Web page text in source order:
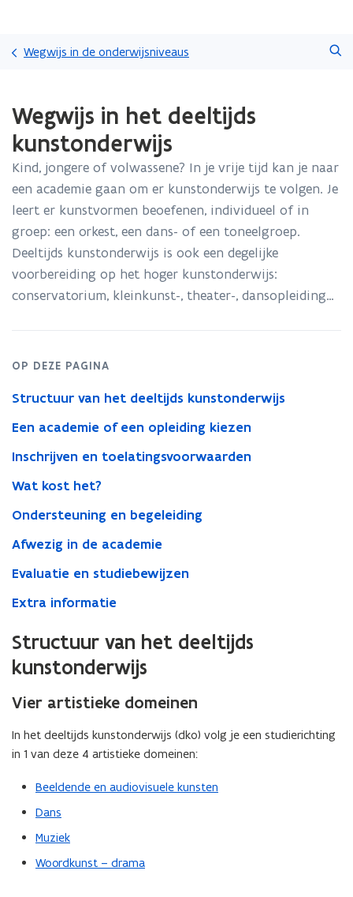
naar
gaan
Wegwijs in de onderwijsniveaus
met
laden.
bevindt
zich
op:
Wegwijs
het
deeltijds
kunstonderwijs
Wegwijs in het deeltijds
kunstonderwijs
Kind, jongere of volwassene? In je vrije tijd kan je naar
een academie gaan om er kunstonderwijs te volgen. Je
leert er kunstvormen beoefenen, individueel of in
groep: een orkest, een dans- of een toneelgroep.
Deeltijds kunstonderwijs is ook een degelijke
voorbereiding op het hoger kunstonderwijs:
conservatorium, kleinkunst-, theater-, dansopleiding…
OP DEZE PAGINA
Structuur van het deeltijds kunstonderwijs
Een academie of een opleiding kiezen
Inschrijven en toelatingsvoorwaarden
Wat kost het?
​​​​​​​Ondersteuning en begeleiding
Afwezig in de academie
Evaluatie en studiebewijzen
Extra informatie
Structuur van het deeltijds
kunstonderwijs
Vier artistieke domeinen
In het deeltijds kunstonderwijs (dko) volg je een studierichting
in 1 van deze 4 artistieke domeinen:
Beeldende en audiovisuele kunsten
Dans
Muziek
Woordkunst – drama